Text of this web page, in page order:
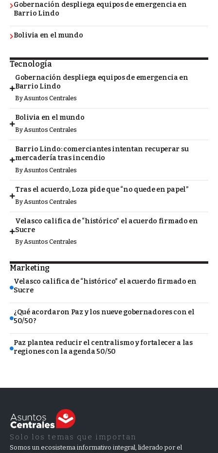
Gobernación despliega equipos de emergencia en
Barrio Lindo
Bolivia en el mundo
Tecnología
Gobernación despliega equipos de emergencia en
Barrio Lindo
ByAsuntos Centrales
Bolivia en el mundo
ByAsuntos Centrales
Barrio Lindo: comerciantes intentan recuperar su
mercadería tras incendio
By Asuntos Centrales
Tras el acuerdo, Loza pide que “no quede en papel”
By Asuntos Centrales
Velasco califica de “histórico” el acuerdo firmado en
Sucre
ByAsuntos Centrales
Marketing
Velasco califica de “histórico” el acuerdo firmado en
Sucre
¿Qué acordaron Paz y los nueve gobernadores con el
50/50?
Paz plantea reducir el centralismo y fortalecer a las
regiones con la agenda 50/50
Solo los temas que importan
Somos un ecosistema informativo integral, liderado por el